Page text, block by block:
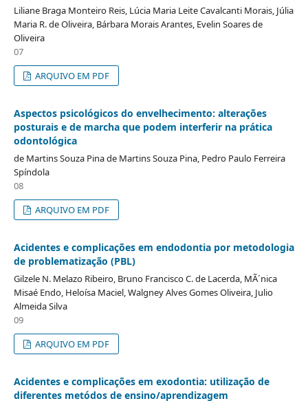
Liliane Braga Monteiro Reis, Lúcia Maria Leite Cavalcanti Morais, Júlia
Maria R. de Oliveira, Bárbara Morais Arantes, Evelin Soares de
Oliveira
07
ARQUIVO EM PDF
Aspectos psicológicos do envelhecimento: alterações
posturais e de marcha que podem interferir na prática
odontológica
de Martins Souza Pina de Martins Souza Pina, Pedro Paulo Ferreira
Spíndola
08
ARQUIVO EM PDF
Acidentes e complicações em endodontia por metodologia
de problematização (PBL)
Gilzele N. Melazo Ribeiro, Bruno Francisco C. de Lacerda, MÃ´nica
Misaé Endo, Heloísa Maciel, Walgney Alves Gomes Oliveira, Julio
Almeida Silva
09
ARQUIVO EM PDF
Acidentes e complicações em exodontia: utilização de
diferentes metódos de ensino/aprendizagem